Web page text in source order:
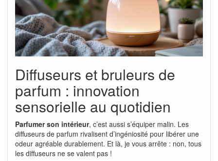
Diffuseurs et bruleurs de
parfum : innovation
sensorielle au quotidien
Parfumer son intérieur, c’est aussi s’équiper malin. Les
diffuseurs de parfum rivalisent d’ingéniosité pour libérer une
odeur agréable durablement. Et là, je vous arrête : non, tous
les diffuseurs ne se valent pas !